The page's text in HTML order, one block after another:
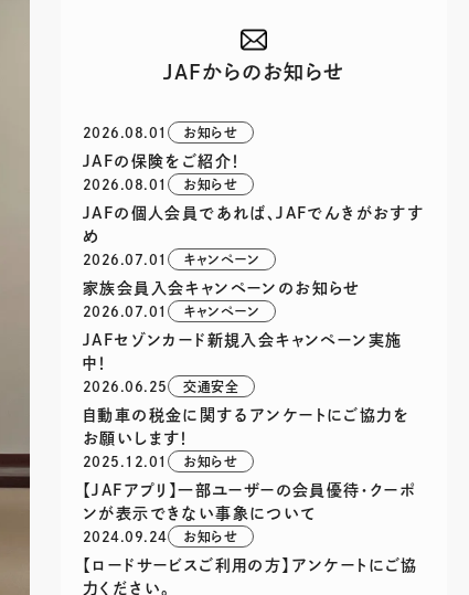
JAFからのお知らせ
2026.08.01 お知らせ
JAFの保険をご紹介！
2026.08.01 お知らせ
JAFの個人会員であれば、JAFでんきがおすす
め
2026.07.01 キャンペーン
家族会員入会キャンペーンのお知らせ
2026.07.01 キャンペーン
JAFセゾンカード新規入会キャンペーン実施
中！
2026.06.25 交通安全
自動車の税金に関するアンケートにご協力を
お願いします！
2025.12.01 お知らせ
【JAFアプリ】一部ユーザーの会員優待・クーポ
ンが表示できない事象について
2024.09.24 お知らせ
【ロードサービスご利用の方】アンケートにご協
力ください。